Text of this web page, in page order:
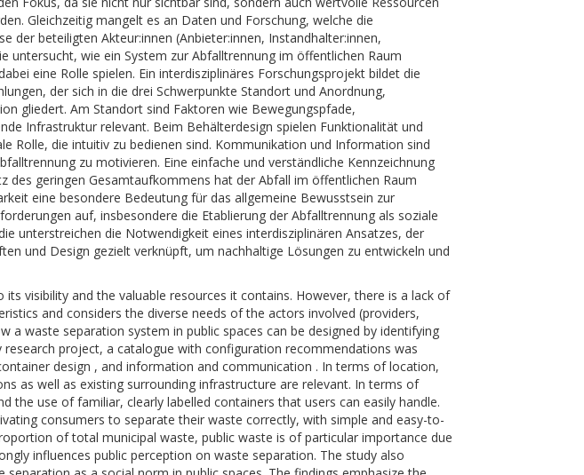
Gleichzeitig mangelt es an Daten und Forschung, welche die
der beteiligten Akteur:innen (Anbieter:innen, Instandhalter:innen,
untersucht, wie ein System zur Abfalltrennung im öffentlichen Raum
eine Rolle spielen. Ein interdisziplinäres Forschungsprojekt bildet die
der sich in die drei Schwerpunkte Standort und Anordnung,
gliedert. Am Standort sind Faktoren wie Bewegungspfade,
Infrastruktur relevant. Beim Behälterdesign spielen Funktionalität und
Rolle, die intuitiv zu bedienen sind. Kommunikation und Information sind
zu motivieren. Eine einfache und verständliche Kennzeichnung
des geringen Gesamtaufkommens hat der Abfall im öffentlichen Raum
eine besondere Bedeutung für das allgemeine Bewusstsein zur
auf, insbesondere die Etablierung der Abfalltrennung als soziale
unterstreichen die Notwendigkeit eines interdisziplinären Ansatzes, der
und Design gezielt verknüpft, um nachhaltige Lösungen zu entwickeln und
visibility and the valuable resources it contains. However, there is a lack of
and considers the diverse needs of the actors involved (providers,
a waste separation system in public spaces can be designed by identifying
project, a catalogue with configuration recommendations was
design , and information and communication . In terms of location,
as well as existing surrounding infrastructure are relevant. In terms of
the use of familiar, clearly labelled containers that users can easily handle.
consumers to separate their waste correctly, with simple and easy-to-
of total municipal waste, public waste is of particular importance due
influences public perception on waste separation. The study also